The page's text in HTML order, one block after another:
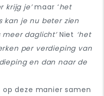
krijg je’maar ‘het
kan je nu beter zien
daglicht’Niet ‘het
per verdieping van
en dan naar de
deze manier samen